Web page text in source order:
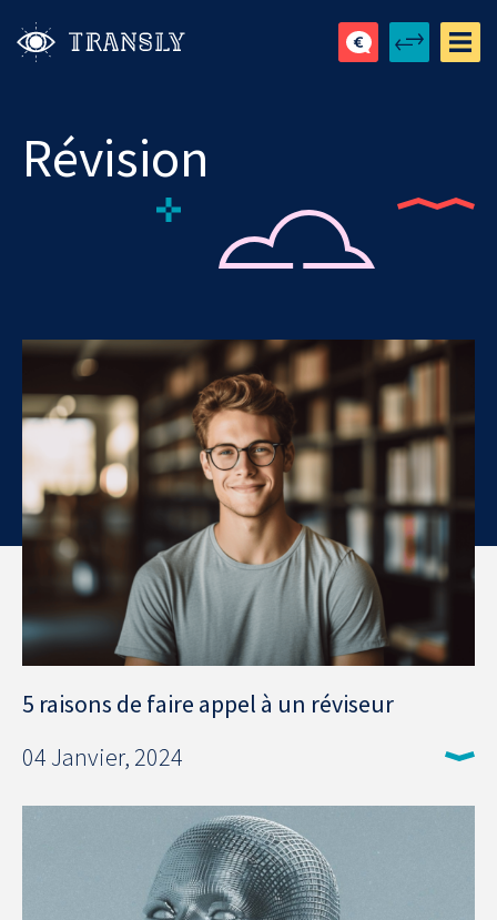
Révision
5 raisons de faire appel à un réviseur
04 Janvier, 2024